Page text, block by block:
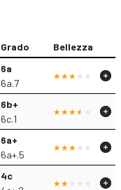
Grado Bellezza
6a
6a.7
6b+
6c.1
6a+
6a+.5
4c